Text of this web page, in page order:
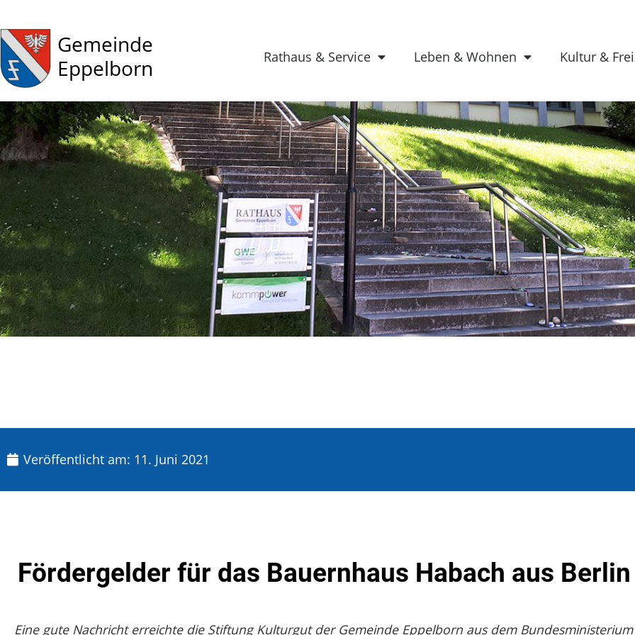
Gemeinde
Eppelborn
Rathaus & Service Leben & Wohnen Kultur &
Veröffentlicht am: 11. Juni 2021
Fördergelder für das Bauernhaus Habach aus Berlin
Eine gute Nachricht erreichte die Stiftung Kulturgut der Gemeinde Eppelborn aus dem